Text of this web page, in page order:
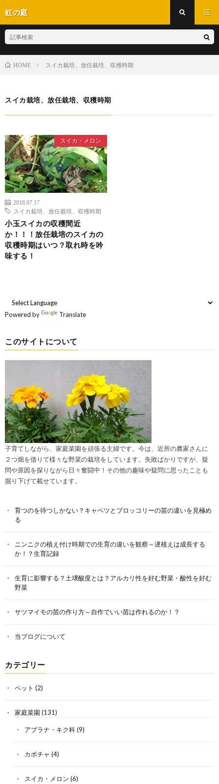
虹の庭
HOME スイカ栽培、放任栽培、収穫時期
スイカ栽培、放任栽培、収穫時期
スイカ・メロン
2018.07.17
スイカ栽培、放任栽培、収穫時期
小玉スイカの収穫間近
か！！！放任栽培のスイカの
収穫時期はいつ？取れ時を吟
味する！
Powered by Translate
このサイトについて
子育てしながら、家庭菜園を頑張る主婦です。今は、近所の農家さんに
２つ畑を借りて様々な野菜の栽培をしています。失敗ばかりですが、疑
問や原因を探りながら日々奮闘中！その他の趣味や疑問に思ったことも
掘り下げて載せています。
育つのを待つしかない？キャベツとブロッコリーの苗の違いを見極め
る
ニンニクの植え付け時期での生育の違いを観察～遅植えは成長する
か！？生育記録
生育に影響する？土壌酸度とは？アルカリ性を好む野菜・酸性を好む
野菜
サツマイモの苗の作り方～自作でいい苗は作れるのか！？
当ブログについて
カテゴリー
ペット (2)
家庭菜園 (131)
アブラナ・キク科(9)
カボチャ (4)
スイカ・メロン (6)